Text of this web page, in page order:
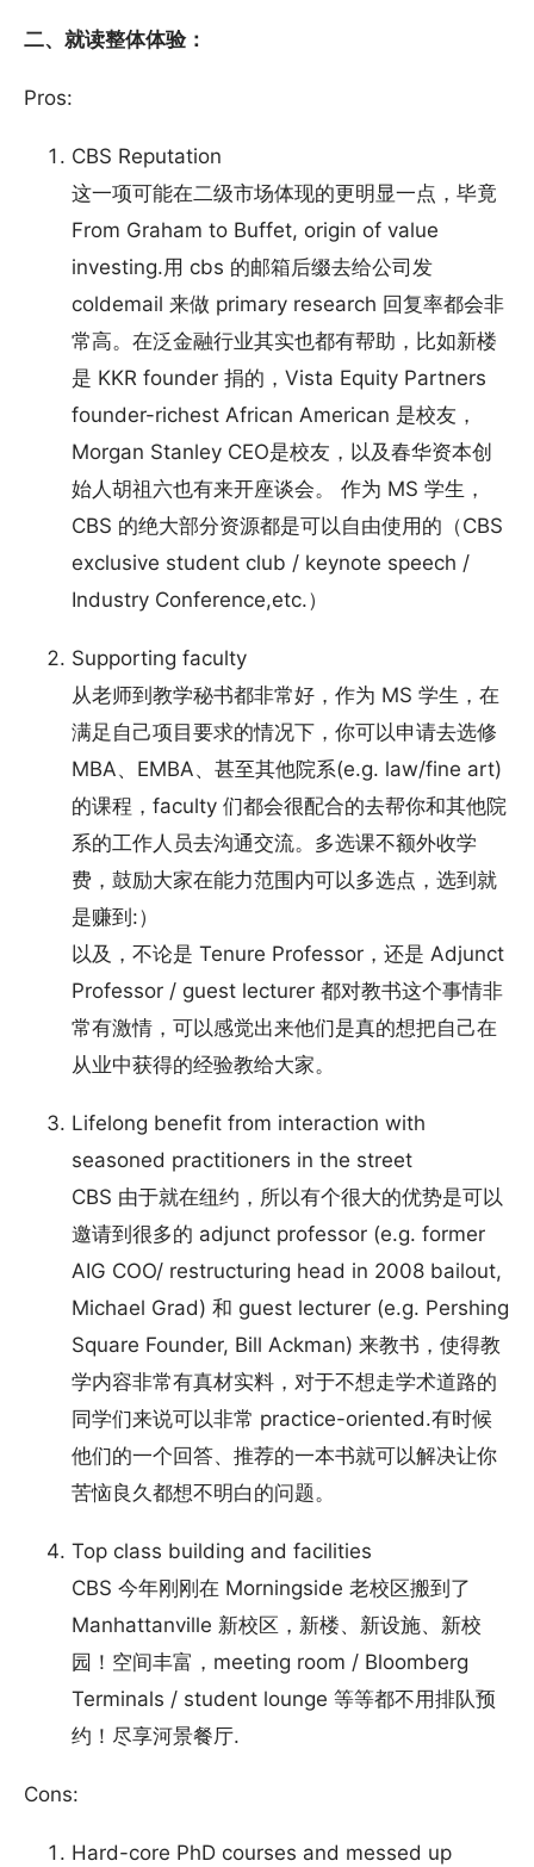
二、就读整体体验：
Pros:
CBS Reputation
这一项可能在二级市场体现的更明显一点，毕竟
From Graham to Buffet, origin of value
investing.用 cbs 的邮箱后缀去给公司发
coldemail 来做 primary research 回复率都会非
常高。在泛金融行业其实也都有帮助，比如新楼
是 KKR founder 捐的，Vista Equity Partners
founder-richest African American 是校友，
Morgan Stanley CEO是校友，以及春华资本创
始人胡祖六也有来开座谈会。 作为 MS 学生，
CBS 的绝大部分资源都是可以自由使用的（CBS
exclusive student club / keynote speech /
Industry Conference,etc.）
Supporting faculty
从老师到教学秘书都非常好，作为 MS 学生，在
满足自己项目要求的情况下，你可以申请去选修
MBA、EMBA、甚至其他院系(e.g. law/fine art)
的课程，faculty 们都会很配合的去帮你和其他院
系的工作人员去沟通交流。多选课不额外收学
费，鼓励大家在能力范围内可以多选点，选到就
是赚到:）
以及，不论是 Tenure Professor，还是 Adjunct
Professor / guest lecturer 都对教书这个事情非
常有激情，可以感觉出来他们是真的想把自己在
从业中获得的经验教给大家。
Lifelong benefit from interaction with
seasoned practitioners in the street
CBS 由于就在纽约，所以有个很大的优势是可以
邀请到很多的 adjunct professor (e.g. former
AIG COO/ restructuring head in 2008 bailout,
Michael Grad) 和 guest lecturer (e.g. Pershing
Square Founder, Bill Ackman) 来教书，使得教
学内容非常有真材实料，对于不想走学术道路的
同学们来说可以非常 practice-oriented.有时候
他们的一个回答、推荐的一本书就可以解决让你
苦恼良久都想不明白的问题。
Top class building and facilities
CBS 今年刚刚在 Morningside 老校区搬到了
Manhattanville 新校区，新楼、新设施、新校
园！空间丰富，meeting room / Bloomberg
Terminals / student lounge 等等都不用排队预
约！尽享河景餐厅.
Cons:
Hard-core PhD courses and messed up